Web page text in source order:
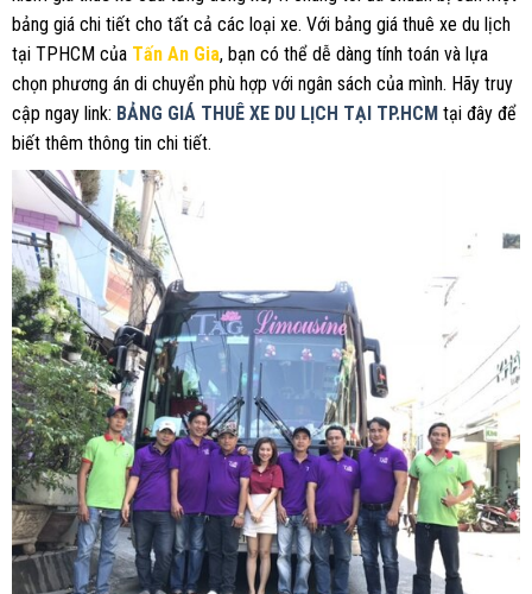
bảng giá chi tiết cho tất cả các loại xe. Với bảng giá thuê xe du lịch
tại TPHCM của Tấn An Gia, bạn có thể dễ dàng tính toán và lựa
chọn phương án di chuyển phù hợp với ngân sách của mình. Hãy truy
cập ngay link: BẢNG GIÁ THUÊ XE DU LỊCH TẠI TP.HCM tại đây để
biết thêm thông tin chi tiết.